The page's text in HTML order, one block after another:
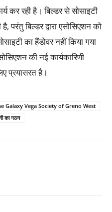
कर रही है। बिल्डर से सोसाइटी
बिल्डर द्वारा एसोसिएशन को
का हैंडोवर नहीं किया गया
की नई कार्यकारिणी
प्रयासरत है।
Galaxy Vega Society of Greno West
का गठन